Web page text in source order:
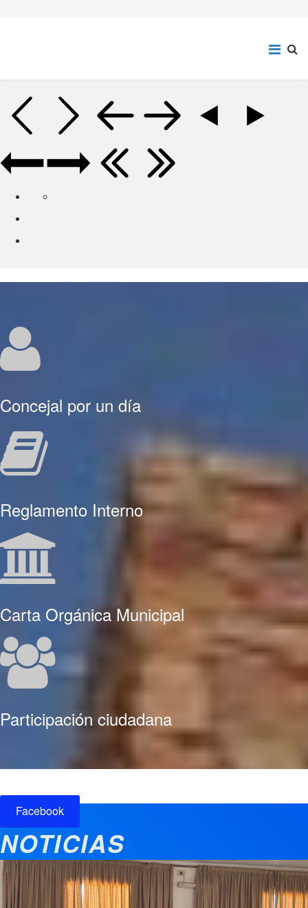
Concejal por un día
Reglamento Interno
Carta Orgánica Municipal
Participación ciudadana
Facebook
NOTICIAS